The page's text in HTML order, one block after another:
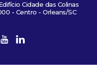
Cidade das Colinas
- Centro - Orleans/SC